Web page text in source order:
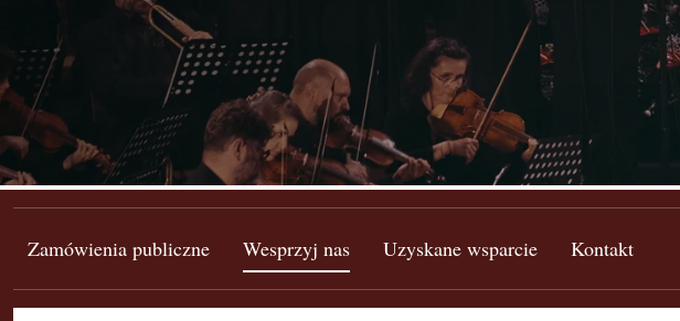
Zamówienia publiczne Wesprzyj nas Uzyskane wsparcie Kontakt